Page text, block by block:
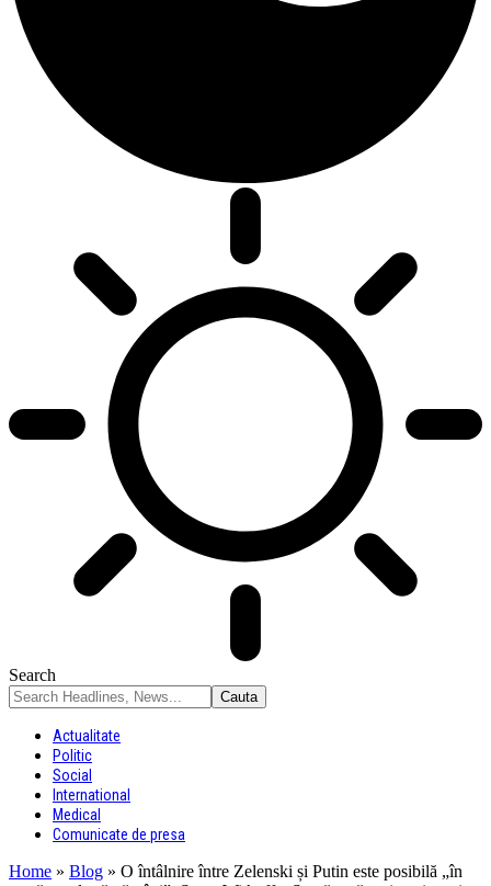
Search
Actualitate
Politic
Social
International
Medical
Comunicate de presa
Home » Blog » O întâlnire între Zelenski și Putin este posibilă „în